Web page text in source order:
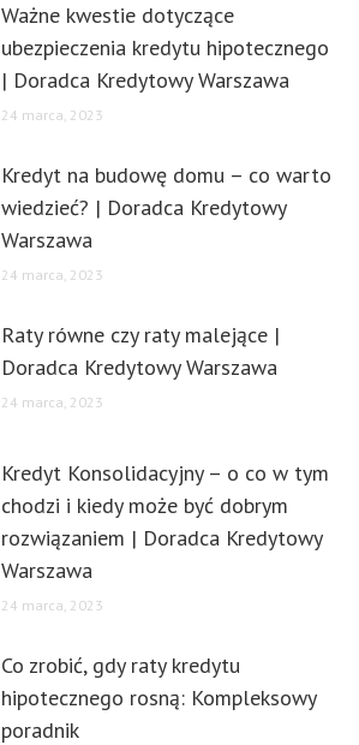
Ważne kwestie dotyczące
ubezpieczenia kredytu hipotecznego
| Doradca Kredytowy Warszawa
24 marca, 2023
Kredyt na budowę domu – co warto
wiedzieć? | Doradca Kredytowy
Warszawa
24 marca, 2023
Raty równe czy raty malejące |
Doradca Kredytowy Warszawa
24 marca, 2023
Kredyt Konsolidacyjny – o co w tym
chodzi i kiedy może być dobrym
rozwiązaniem | Doradca Kredytowy
Warszawa
24 marca, 2023
Co zrobić, gdy raty kredytu
hipotecznego rosną: Kompleksowy
poradnik